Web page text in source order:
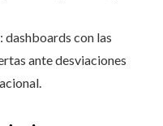
: dashboards con las
ante desviaciones